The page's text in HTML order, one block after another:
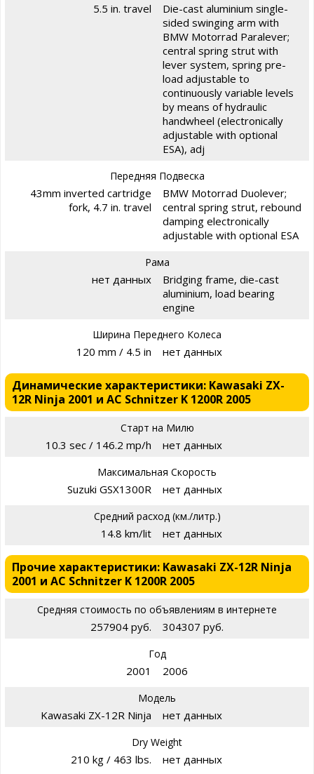
5.5 in. travel
Die-cast aluminium single-
sided swinging arm with
BMW Motorrad Paralever;
central spring strut with
lever system, spring pre-
load adjustable to
continuously variable levels
by means of hydraulic
handwheel (electronically
adjustable with optional
ESA), adj
Передняя Подвеска
43mm inverted cartridge
fork, 4.7 in. travel
BMW Motorrad Duolever;
central spring strut, rebound
damping electronically
adjustable with optional ESA
Рама
нет данных
Bridging frame, die-cast
aluminium, load bearing
engine
Ширина Переднего Колеса
120 mm / 4.5 in нет данных
Динамические характеристики: Kawasaki ZX-
12R Ninja 2001 и AC Schnitzer K 1200R 2005
Старт на Милю
10.3 sec / 146.2 mp/h нет данных
Максимальная Скорость
Suzuki GSX1300R нет данных
Средний расход (км./литр.)
14.8 km/lit нет данных
Прочие характеристики: Kawasaki ZX-12R Ninja
2001 и AC Schnitzer K 1200R 2005
Средняя стоимость по объявлениям в интернете
257904 руб. 304307 руб.
Год
2001 2006
Модель
Kawasaki ZX-12R Ninja нет данных
Dry Weight
210 kg / 463 lbs. нет данных